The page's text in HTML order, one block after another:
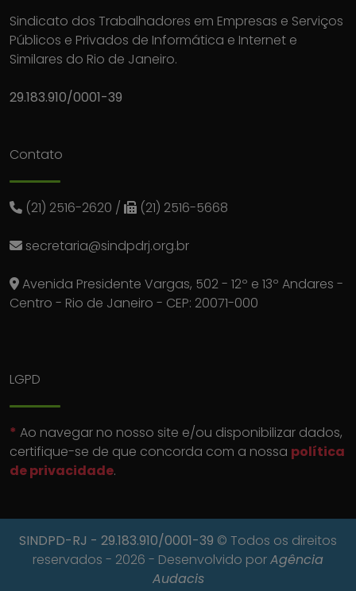
Sindicato dos Trabalhadores em Empresas e Serviços
Públicos e Privados de Informática e Internet e
Similares do Rio de Janeiro.
29.183.910/0001-39
Contato
(21) 2516-2620 / (21) 2516-5668
secretaria@sindpdrj.org.br
Avenida Presidente Vargas, 502 - 12º e 13º Andares -
Centro - Rio de Janeiro - CEP: 20071-000
LGPD
* Ao navegar no nosso site e/ou disponibilizar dados,
certifique-se de que concorda com a nossa política
de privacidade.
SINDPD-RJ - 29.183.910/0001-39 © Todos os direitos
reservados - 2026 - Desenvolvido porAgência
Audacis